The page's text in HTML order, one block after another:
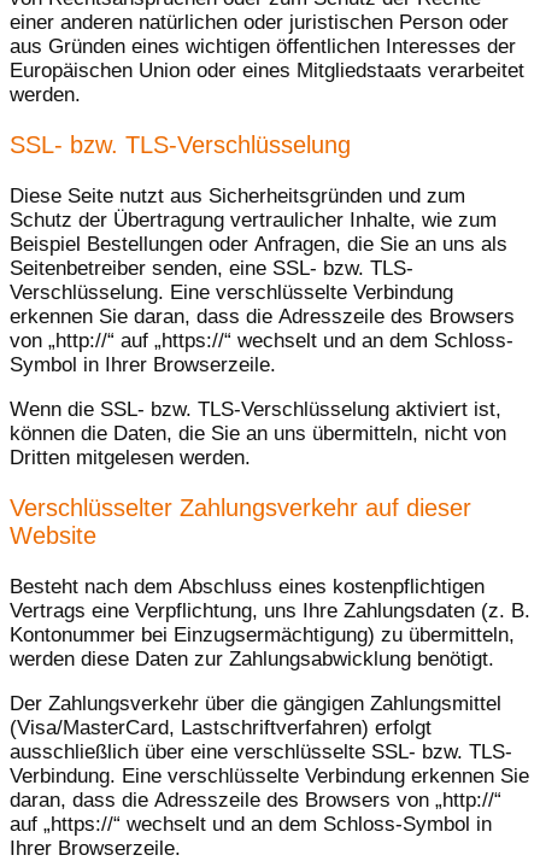
einer anderen natürlichen oder juristischen Person oder
aus Gründen eines wichtigen öffentlichen Interesses der
Europäischen Union oder eines Mitgliedstaats verarbeitet
werden.
SSL- bzw. TLS-Verschlüsselung
Diese Seite nutzt aus Sicherheitsgründen und zum
Schutz der Übertragung vertraulicher Inhalte, wie zum
Beispiel Bestellungen oder Anfragen, die Sie an uns als
Seitenbetreiber senden, eine SSL- bzw. TLS-
Verschlüsselung. Eine verschlüsselte Verbindung
erkennen Sie daran, dass die Adresszeile des Browsers
von „http://“ auf „https://“ wechselt und an dem Schloss-
Symbol in Ihrer Browserzeile.
Wenn die SSL- bzw. TLS-Verschlüsselung aktiviert ist,
können die Daten, die Sie an uns übermitteln, nicht von
Dritten mitgelesen werden.
Verschlüsselter Zahlungsverkehr auf dieser
Website
Besteht nach dem Abschluss eines kostenpflichtigen
Vertrags eine Verpflichtung, uns Ihre Zahlungsdaten (z. B.
Kontonummer bei Einzugsermächtigung) zu übermitteln,
werden diese Daten zur Zahlungsabwicklung benötigt.
Der Zahlungsverkehr über die gängigen Zahlungsmittel
(Visa/MasterCard, Lastschriftverfahren) erfolgt
ausschließlich über eine verschlüsselte SSL- bzw. TLS-
Verbindung. Eine verschlüsselte Verbindung erkennen Sie
daran, dass die Adresszeile des Browsers von „http://“
auf „https://“ wechselt und an dem Schloss-Symbol in
Ihrer Browserzeile.